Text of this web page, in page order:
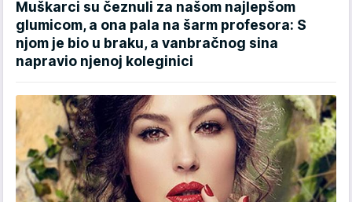
Muškarci su čeznuli za našom najlepšom
glumicom, a ona pala na šarm profesora: S
njom je bio u braku, a vanbračnog sina
napravio njenoj koleginici